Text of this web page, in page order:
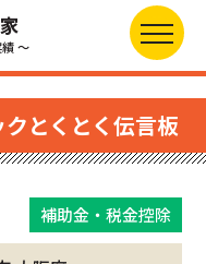
績 ～
とくとく伝言板
補助金・税金控除